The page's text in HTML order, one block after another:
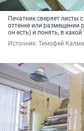
Печатник сверяет листы
оттенке или размещении
он есть) и понять, в
Источник: Тимофей